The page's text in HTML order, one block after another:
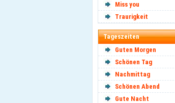
Miss you
Traurigkeit
Tageszeiten
Guten Morgen
Schönen Tag
Nachmittag
Schönen Abend
Gute Nacht